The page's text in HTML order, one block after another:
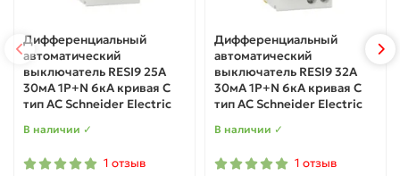
Дифференциальный
автоматический
выключатель RESI9 25А
30мA 1P+N 6кA кривая С
тип АС Schneider Electric
В наличии ✓
1 отзыв
Дифференциальный
автоматический
выключатель RESI9 32А
30мA 1P+N 6кA кривая С
тип АС Schneider Electric
В наличии ✓
1 отзыв